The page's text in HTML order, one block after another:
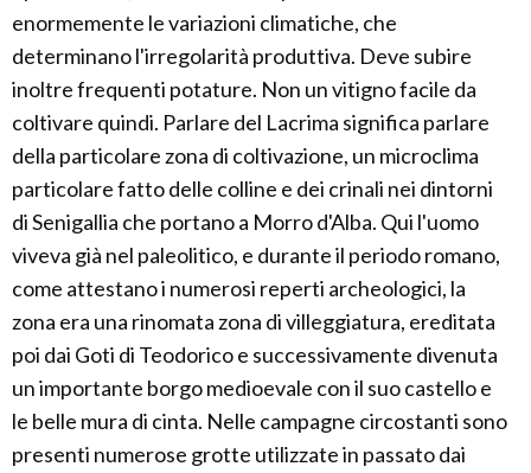
enormemente le variazioni climatiche, che
determinano l'irregolarità produttiva. Deve subire
inoltre frequenti potature. Non un vitigno facile da
coltivare quindi. Parlare del Lacrima significa parlare
della particolare zona di coltivazione, un microclima
particolare fatto delle colline e dei crinali nei dintorni
di Senigallia che portano a Morro d'Alba. Qui l'uomo
viveva già nel paleolitico, e durante il periodo romano,
come attestano i numerosi reperti archeologici, la
zona era una rinomata zona di villeggiatura, ereditata
poi dai Goti di Teodorico e successivamente divenuta
un importante borgo medioevale con il suo castello e
le belle mura di cinta. Nelle campagne circostanti sono
presenti numerose grotte utilizzate in passato dai